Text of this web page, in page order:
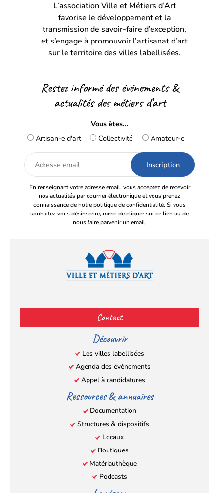
un
onglet)onglet)
L’association Ville et Métiers d’Art
favorise le développement et la
transmission de savoir-faire d’exception,
et s’engage à promouvoir l’artisanat d’art
sur le territoire des villes labellisées.
Restez informé des événements &
actualités des métiers d’art
Vous êtes...
Artisan-e d'art
Collectivité Amateur-e
Adresse
email
En renseignant votre adresse email, vous acceptez de recevoir
nos actualités par courrier électronique et vous prenez
connaissance de notre politique de confidentialité. Si vous
souhaitez vous désinscrire, merci de cliquer sur ce lien ou de
nous faire parvenir un email.
(s’ouvre
dans
un
nouvel
onglet)
(s’ouvre
dans
un
nouvel
onglet)
(s’ouvre
dans
un
nouvel
onglet)
(s’ouvre
un
nouvel
onglet)
Contact
Découvrir
Les villes labellisées
Agenda des évènements
Appel à candidatures
Ressources & annuaires
Documentation
Structures & dispositifs
Locaux
Boutiques
Matériauthèque
Podcasts